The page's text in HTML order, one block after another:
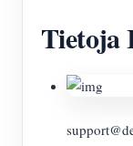
Tietoja